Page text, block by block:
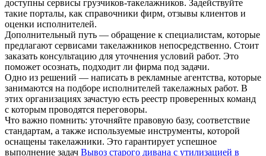
доступны сервисы грузчиков-такелажников. Задействуйте
такие порталы, как справочники фирм, отзывы клиентов и
оценки исполнителей.
Дополнительный путь — обращение к специалистам, которые
предлагают сервисами такелажников непосредственно. Стоит
заказать консультацию для уточнения условий работ. Это
поможет осознать, подходит ли фирма под задачи.
Одно из решений — написать в рекламные агентства, которые
занимаются на подборе исполнителей такелажных работ. В
этих организациях зачастую есть реестр проверенных команд
с которым проводятся переговоры.
Что важно помнить: уточняйте правовую базу, соответствие
стандартам, а также используемые инструменты, которой
оснащены такелажники. Это гарантирует успешное
выполнение задач Вывоз старого дивана с утилизацией в